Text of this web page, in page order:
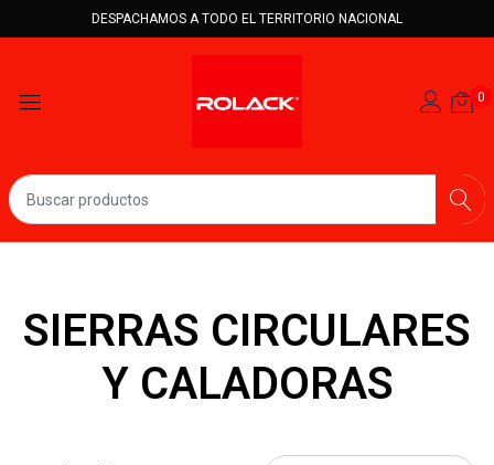
DESPACHAMOS A TODO EL TERRITORIO NACIONAL
0
SIERRAS CIRCULARES
Y CALADORAS